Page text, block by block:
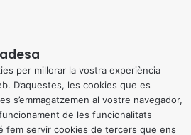
per millorar la vostra experiència
D’aquestes, les cookies que es
s’emmagatzemen al vostre navegador,
de les funcionalitats
fem servir cookies de tercers que ens